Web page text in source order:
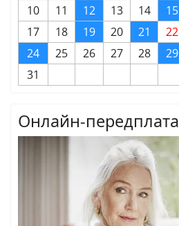
10
11 12 13 14 15
17
18 19 20 21 22
24
25 26 27 28 29
31
Онлайн-передплата